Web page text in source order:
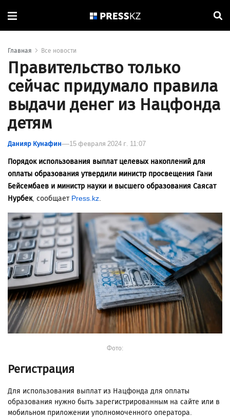
Главная Все новости
Правительство только
сейчас придумало правила
выдачи денег из Нацфонда
детям
Данияр Кунафин 15 февраля 2024 г. 11:07
Порядок использования выплат целевых накоплений для
оплаты образования утвердили министр просвещения Гани
Бейсембаев и министр науки и высшего образования Саясат
Нурбек, сообщает Press.kz.
Фото:
Регистрация
Для использования выплат из Нацфонда для оплаты
образования нужно быть зарегистрированным на сайте или в
мобильном приложении уполномоченного оператора.